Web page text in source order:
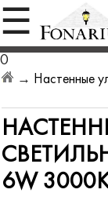
☰
0
→ Настенные
6W